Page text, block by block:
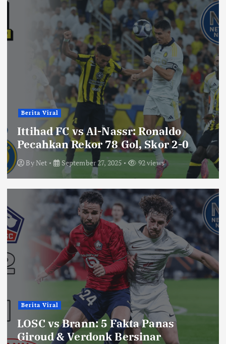
Berita Viral
Ittihad FC vs Al-Nassr: Ronaldo
Pecahkan Rekor 78 Gol, Skor 2-0
ByNet September 27, 2025 92 views
Berita Viral
LOSC vs Brann: 5 Fakta Panas
Giroud & Verdonk Bersinar